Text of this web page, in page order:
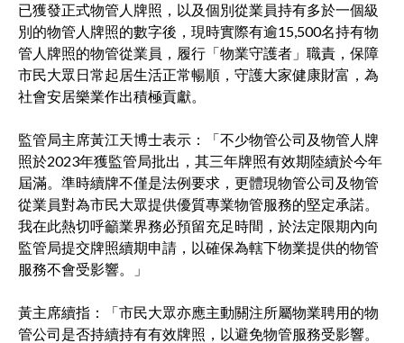
已獲發正式物管人牌照，以及個別從業員持有多於一個級
別的物管人牌照的數字後，現時實際有逾15,500名持有物
管人牌照的物管從業員，履行「物業守護者」職責，保障
市民大眾日常起居生活正常暢順，守護大家健康財富，為
社會安居樂業作出積極貢獻。
監管局主席黃江天博士表示：「不少物管公司及物管人牌
照於2023年獲監管局批出，其三年牌照有效期陸續於今年
屆滿。準時續牌不僅是法例要求，更體現物管公司及物管
從業員對為市民大眾提供優質專業物管服務的堅定承諾。
我在此熱切呼籲業界務必預留充足時間，於法定限期內向
監管局提交牌照續期申請，以確保為轄下物業提供的物管
服務不會受影響。」
黃主席續指：「市民大眾亦應主動關注所屬物業聘用的物
管公司是否持續持有有效牌照，以避免物管服務受影響。